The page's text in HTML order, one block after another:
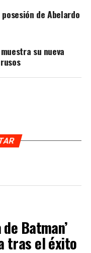
de Abelardo
su nueva
Batman’
tras el éxito